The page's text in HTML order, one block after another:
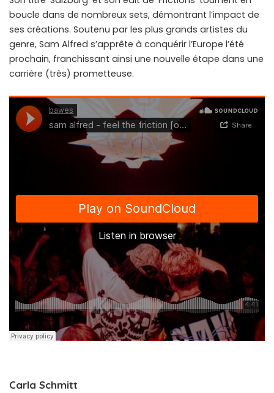
boucle dans de nombreux sets, démontrant l’impact de
ses créations. Soutenu par les plus grands artistes du
genre, Sam Alfred s’apprête à conquérir l’Europe l’été
prochain, franchissant ainsi une nouvelle étape dans une
carrière (très) prometteuse.
Carla Schmitt